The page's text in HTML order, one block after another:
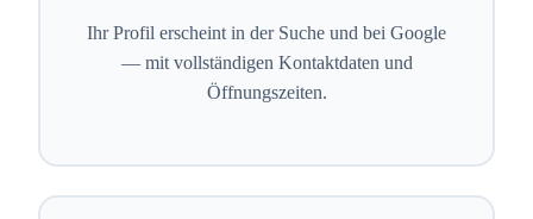
Ihr Profil erscheint in der Suche und bei Google
— mit vollständigen Kontaktdaten und
Öffnungszeiten.